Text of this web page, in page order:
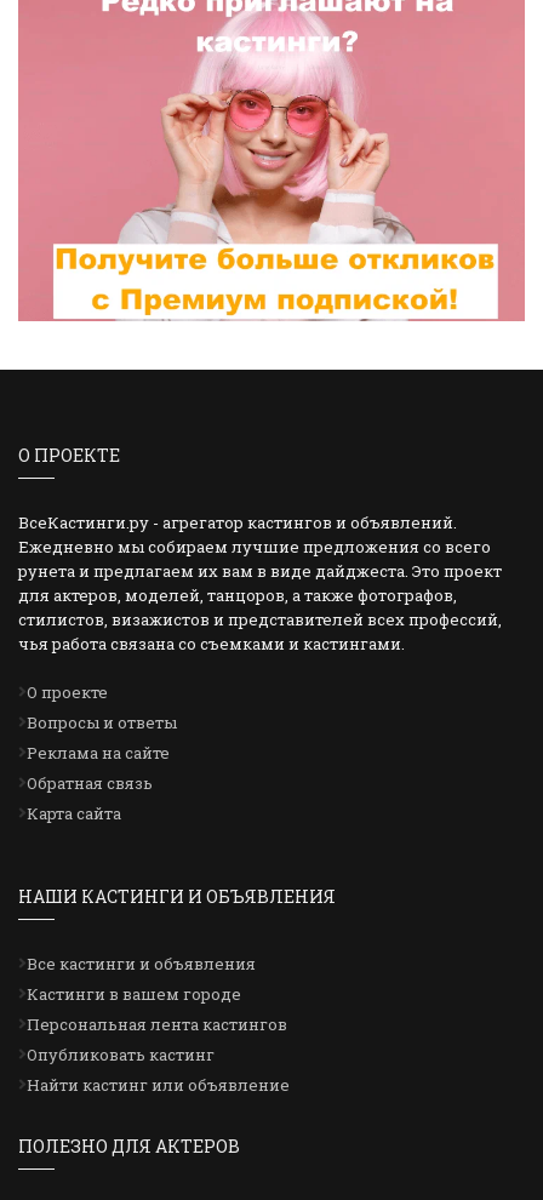
О ПРОЕКТЕ
ВсеКастинги.ру - агрегатор кастингов и объявлений.
Ежедневно мы собираем лучшие предложения со всего
рунета и предлагаем их вам в виде дайджеста. Это проект
для актеров, моделей, танцоров, а также фотографов,
стилистов, визажистов и представителей всех профессий,
чья работа связана со съемками и кастингами.
О проекте
Вопросы и ответы
Реклама на сайте
Обратная связь
Карта сайта
НАШИ КАСТИНГИ И ОБЪЯВЛЕНИЯ
Все кастинги и объявления
Кастинги в вашем городе
Персональная лента кастингов
Опубликовать кастинг
Найти кастинг или объявление
ПОЛЕЗНО ДЛЯ АКТЕРОВ